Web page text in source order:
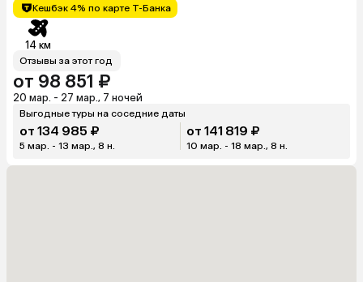
Кешбэк 4% по карте Т-Банка
14 км
Отзывы за этот год
от 98 851 ₽
20 мар. - 27 мар., 7 ночей
Выгодные туры на соседние даты
от 134 985 ₽
5 мар. - 13 мар., 8 н.
от 141 819 ₽
10 мар. - 18 мар., 8 н.